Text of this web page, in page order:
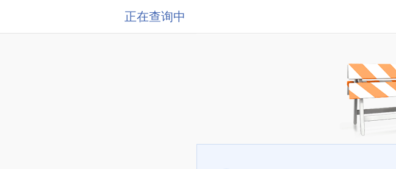
正在查询中